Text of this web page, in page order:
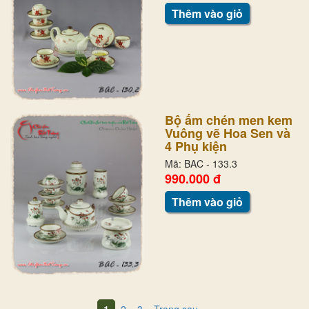
Thêm vào giỏ
Bộ ấm chén men kem
Vuông vẽ Hoa Sen và
4 Phụ kiện
Mã: BAC - 133.3
990.000 đ
Thêm vào giỏ